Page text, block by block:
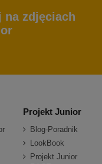
na zdjęciach
Projekt Junior
Blog-Poradnik
LookBook
Projekt Junior